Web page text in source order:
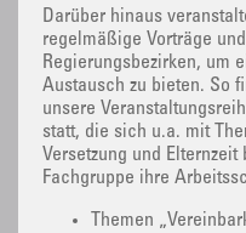
Darüber hinaus
regelmäßige Vorträge
Regierungsbezirken, um
Austausch zu bieten. So
unsere
statt, die sich u.a. mit
Versetzung und
Fachgruppe ihre
Themen